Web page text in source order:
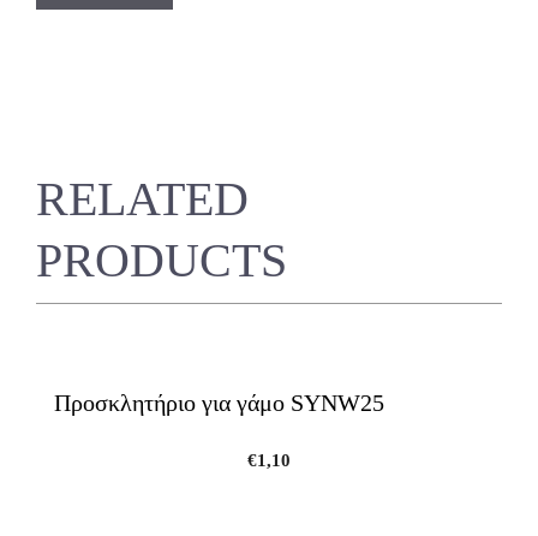
RELATED
PRODUCTS
Προσκλητήριο για γάμο SYNW25
€1,10